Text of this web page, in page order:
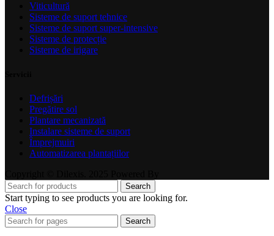
Viticultură
Sisteme de suport tehnice
Sisteme de suport super-intensive
Sisteme de protecție
Sisteme de irigare
Defrișări
Pregătire sol
Plantare mecanizată
Instalare sisteme de suport
Împrejmuiri
Automatizarea plantațiilor
Search
Start typing to see products you are looking for.
Close
Search